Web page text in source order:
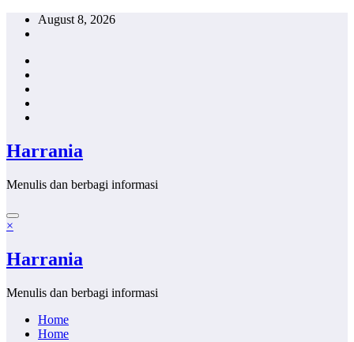
Skip
August 8, 2026
Harrania
Menulis dan berbagi informasi
×
Harrania
Menulis dan berbagi informasi
Home
Home